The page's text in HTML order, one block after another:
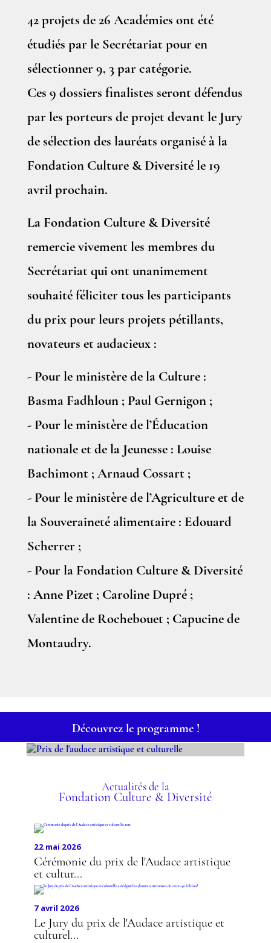
42 projets de 26 Académies ont été
étudiés par le Secrétariat pour en
sélectionner 9, 3 par catégorie.
Ces 9 dossiers finalistes seront défendus
par les porteurs de projet devant le Jury
de sélection des lauréats organisé à la
Fondation Culture & Diversité le 19
avril prochain.
La Fondation Culture & Diversité
remercie vivement les membres du
Secrétariat qui ont unanimement
souhaité féliciter tous les participants
du prix pour leurs projets pétillants,
novateurs et audacieux :
- Pour le ministère de la Culture :
Basma Fadhloun ; Paul Gernigon ;
- Pour le ministère de l’Éducation
nationale et de la Jeunesse : Louise
Bachimont ; Arnaud Cossart ;
- Pour le ministère de l’Agriculture et de
la Souveraineté alimentaire : Edouard
Scherrer ;
- Pour la Fondation Culture & Diversité
: Anne Pizet ; Caroline Dupré ;
Valentine de Rochebouet ; Capucine de
Montaudry.
Découvrez le programme !
PRIX DE L'AUDACE
ARTISTIQUE ET
CULTURELLE
Actualités de la
Fondation Culture & Diversité
22 mai 2026
Cérémonie du prix de l'Audace artistique
et cultur...
7 avril 2026
Le Jury du prix de l'Audace artistique et
culturel...